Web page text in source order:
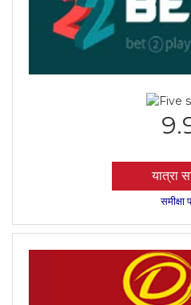
यात्रा
समीक्षा